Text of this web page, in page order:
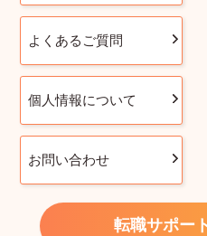
よくあるご質問
個人情報について
お問い合わせ
転職サポー